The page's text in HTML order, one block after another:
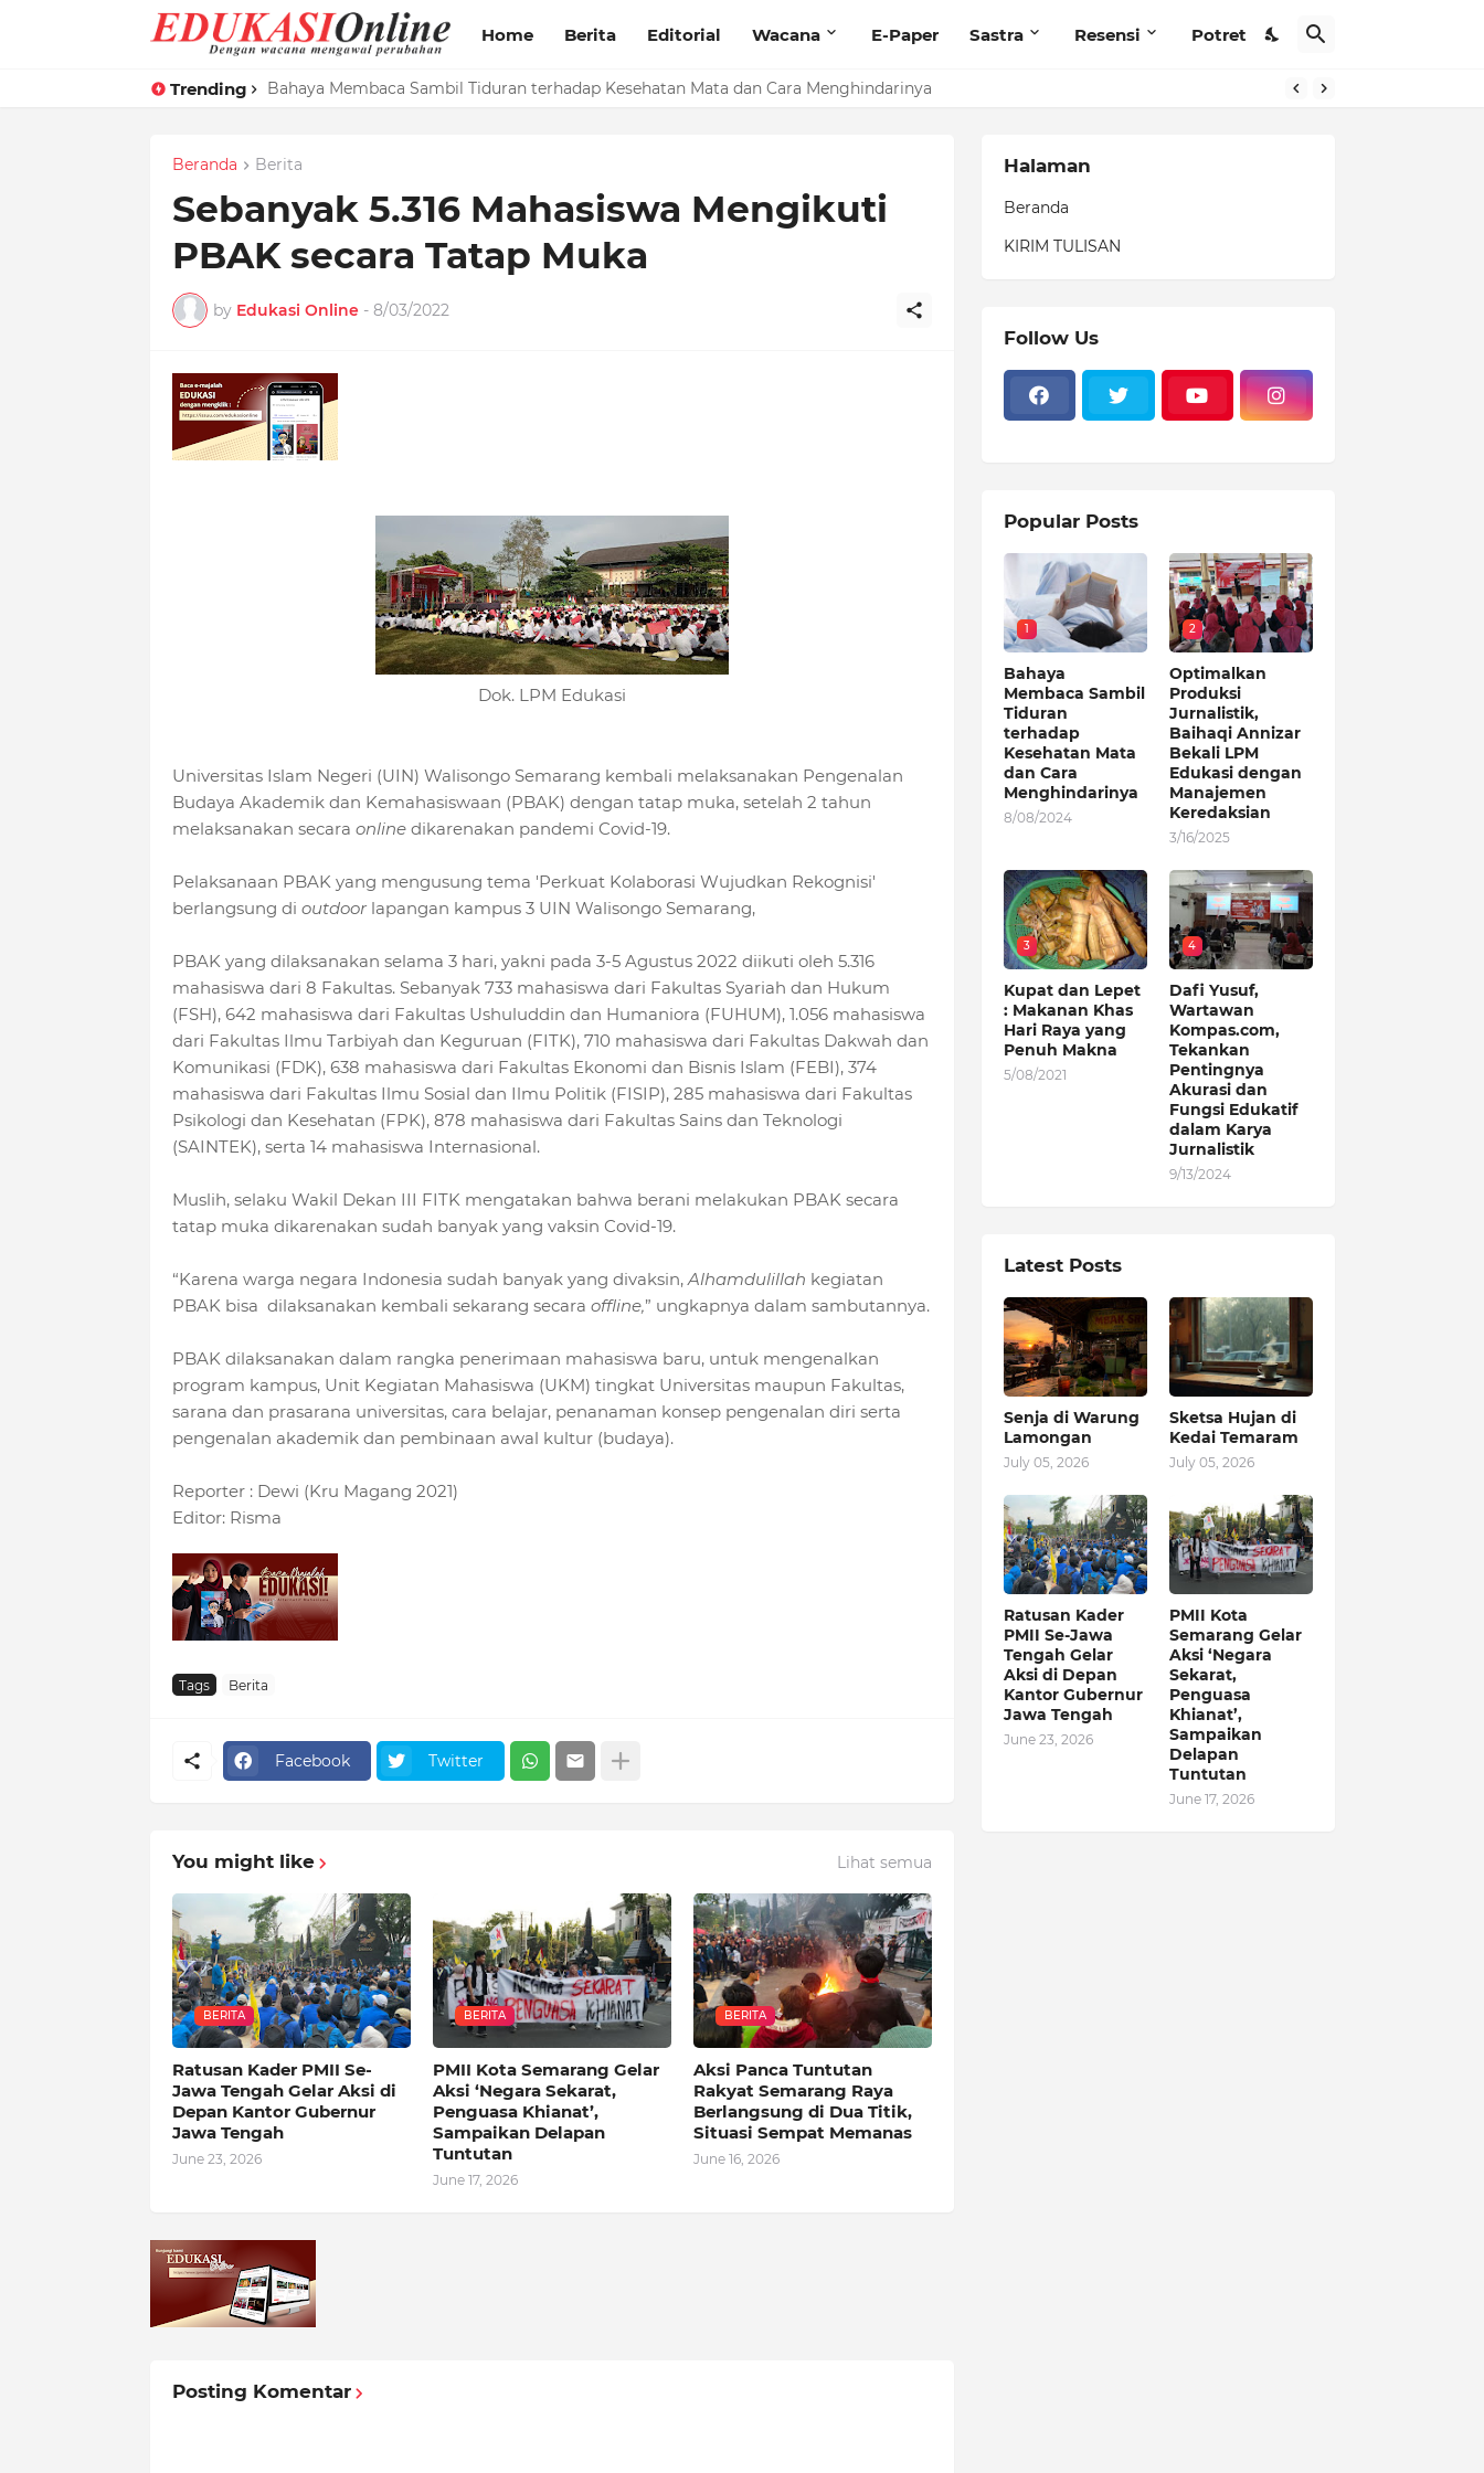
Home Berita Editorial Wacana E-Paper Sastra Resensi Potret
Trending Bahaya Membaca Sambil Tiduran terhadap Kesehatan Mata dan Cara Menghindarinya
HMJ MPI Bekali Mahasiswa Branding Produk dengan Pelatihan Microblog
Beranda Berita
Sebanyak 5.316 Mahasiswa Mengikuti
PBAK secara Tatap Muka
by Edukasi Online - 8/03/2022
Dok. LPM Edukasi
Universitas Islam Negeri (UIN) Walisongo Semarang kembali melaksanakan Pengenalan
Budaya Akademik dan Kemahasiswaan (PBAK) dengan tatap muka, setelah 2 tahun
melaksanakan secara online dikarenakan pandemi Covid-19.
Pelaksanaan PBAK yang mengusung tema 'Perkuat Kolaborasi Wujudkan Rekognisi'
berlangsung di outdoorlapangan kampus 3 UIN Walisongo Semarang,
PBAK yang dilaksanakan selama 3 hari, yakni pada 3-5 Agustus 2022 diikuti oleh 5.316
mahasiswa dari 8 Fakultas. Sebanyak 733 mahasiswa dari Fakultas Syariah dan Hukum
(FSH), 642 mahasiswa dari Fakultas Ushuluddin dan Humaniora (FUHUM), 1.056 mahasiswa
dari Fakultas Ilmu Tarbiyah dan Keguruan (FITK), 710 mahasiswa dari Fakultas Dakwah dan
Komunikasi (FDK), 638 mahasiswa dari Fakultas Ekonomi dan Bisnis Islam (FEBI), 374
mahasiswa dari Fakultas Ilmu Sosial dan Ilmu Politik (FISIP), 285 mahasiswa dari Fakultas
Psikologi dan Kesehatan (FPK), 878 mahasiswa dari Fakultas Sains dan Teknologi
(SAINTEK), serta 14 mahasiswa Internasional.
Muslih, selaku Wakil Dekan III FITK mengatakan bahwa berani melakukan PBAK secara
tatap muka dikarenakan sudah banyak yang vaksin Covid-19.
“Karena warga negara Indonesia sudah banyak yang divaksin,Alhamdulillah kegiatan
PBAK bisa dilaksanakan kembali sekarang secara offline,” ungkapnya dalam sambutannya.
PBAK dilaksanakan dalam rangka penerimaan mahasiswa baru, untuk mengenalkan
program kampus, Unit Kegiatan Mahasiswa (UKM) tingkat Universitas maupun Fakultas,
sarana dan prasarana universitas, cara belajar, penanaman konsep pengenalan diri serta
pengenalan akademik dan pembinaan awal kultur (budaya).
Reporter : Dewi (Kru Magang 2021)
Editor: Risma
Tags Berita
Facebook Twitter
You might like Lihat semua
BERITA
Ratusan Kader PMII Se-
Jawa Tengah Gelar Aksi di
Depan Kantor Gubernur
Jawa Tengah
June 23, 2026
BERITA
PMII Kota Semarang Gelar
Aksi ‘Negara Sekarat,
Penguasa Khianat’,
Sampaikan Delapan
Tuntutan
June 17, 2026
BERITA
Aksi Panca Tuntutan
Rakyat Semarang Raya
Berlangsung di Dua Titik,
Situasi Sempat Memanas
June 16, 2026
Posting Komentar
Halaman
Beranda
KIRIM TULISAN
Follow Us
Popular Posts
1
Bahaya
Membaca Sambil
Tiduran
terhadap
Kesehatan Mata
dan Cara
Menghindarinya
8/08/2024
2
Optimalkan
Produksi
Jurnalistik,
Baihaqi Annizar
Bekali LPM
Edukasi dengan
Manajemen
Keredaksian
3/16/2025
3
Kupat dan Lepet
: Makanan Khas
Hari Raya yang
Penuh Makna
5/08/2021
4
Dafi Yusuf,
Wartawan
Kompas.com,
Tekankan
Pentingnya
Akurasi dan
Fungsi Edukatif
dalam Karya
Jurnalistik
9/13/2024
Latest Posts
Senja di Warung
Lamongan
July 05, 2026
Sketsa Hujan di
Kedai Temaram
July 05, 2026
Ratusan Kader
PMII Se-Jawa
Tengah Gelar
Aksi di Depan
Kantor Gubernur
Jawa Tengah
June 23, 2026
PMII Kota
Semarang Gelar
Aksi ‘Negara
Sekarat,
Penguasa
Khianat’,
Sampaikan
Delapan
Tuntutan
June 17, 2026